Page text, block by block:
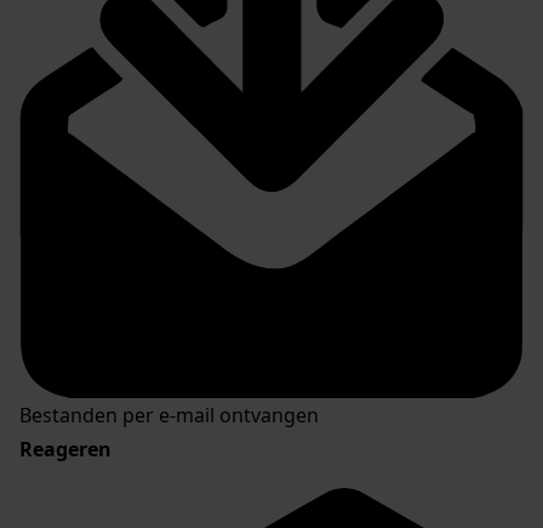
Bestanden per e-mail ontvangen
Reageren